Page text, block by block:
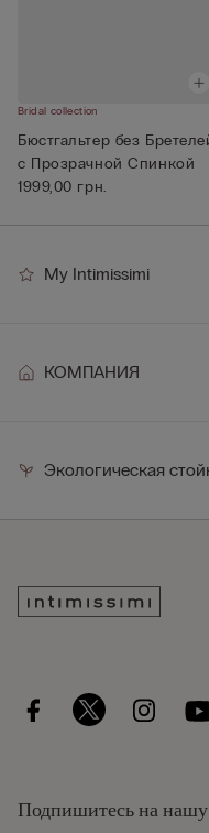
Bridal collection
Бюстгальтер без
с Прозрачной Спинкой
1999,00 грн.
My Intimissimi
КОМПАНИЯ
Экологическая
Подпишитесь на